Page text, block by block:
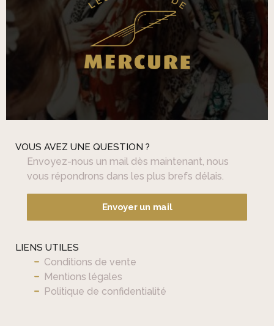
VOUS AVEZ UNE QUESTION ?
Envoyez-nous un mail dès maintenant, nous
vous répondrons dans les plus brefs délais.
Envoyer un mail
LIENS UTILES
Conditions de vente
Mentions légales
Politique de confidentialité